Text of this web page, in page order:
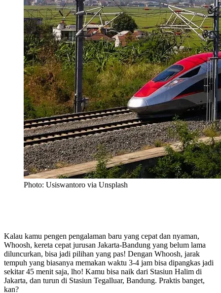
Photo: Usiswantoro via Unsplash
Kalau kamu pengen pengalaman baru yang cepat dan nyaman,
Whoosh, kereta cepat jurusan Jakarta-Bandung yang belum lama
diluncurkan, bisa jadi pilihan yang pas! Dengan Whoosh, jarak
tempuh yang biasanya memakan waktu 3-4 jam bisa dipangkas jadi
sekitar 45 menit saja, lho! Kamu bisa naik dari Stasiun Halim di
Jakarta, dan turun di Stasiun Tegalluar, Bandung. Praktis banget,
kan?